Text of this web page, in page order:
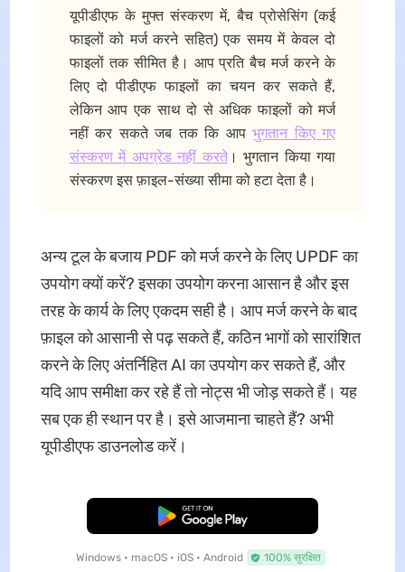
यूपीडीएफ के मुफ्त संस्करण में, बैच प्रोसेसिंग (कई
फाइलों को मर्ज करने सहित) एक समय में केवल दो
फाइलों तक सीमित है। आप प्रति बैच मर्ज करने के
लिए दो पीडीएफ फाइलों का चयन कर सकते हैं,
लेकिन आप एक साथ दो से अधिक फाइलों को मर्ज
नहीं कर सकते जब तक कि आपभुगतान किए गए
संस्करण में अपग्रेड नहीं करते। भुगतान किया गया
संस्करण इस फ़ाइल-संख्या सीमा को हटा देता है।
अन्य टूल के बजाय PDF को मर्ज करने के लिए UPDF का
उपयोग क्यों करें? इसका उपयोग करना आसान है और इस
तरह के कार्य के लिए एकदम सही है। आप मर्ज करने के बाद
फ़ाइल को आसानी से पढ़ सकते हैं, कठिन भागों को सारांशित
करने के लिए अंतर्निहित AI का उपयोग कर सकते हैं, और
यदि आप समीक्षा कर रहे हैं तो नोट्स भी जोड़ सकते हैं। यह
सब एक ही स्थान पर है। इसे आजमाना चाहते हैं? अभी
यूपीडीएफ डाउनलोड करें।
मुफ्त डाउनलोड
Windows • macOS • iOS • Android 100% सुरक्षित